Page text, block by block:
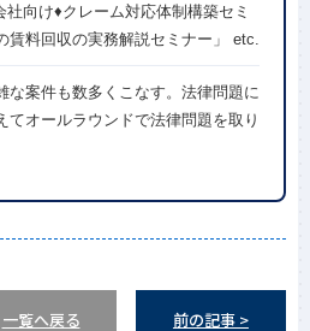
向け♦︎クレーム対応体制構築セミ
賃料回収の実務解説セミナー」 etc.
な案件も数多くこなす。法律問題に
てオールラウンドで法律問題を取り
一覧へ戻る 前の記事 >